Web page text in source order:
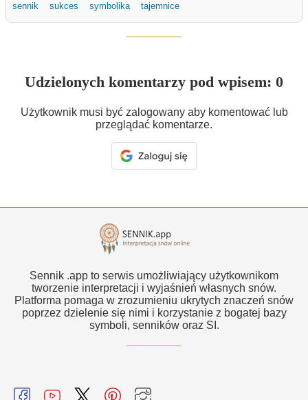
sennik
sukces symbolika tajemnice
Udzielonych komentarzy pod wpisem: 0
Użytkownik musi być zalogowany aby komentować lub
przeglądać komentarze.
Sennik .app to serwis umożliwiający użytkownikom
tworzenie interpretacji i wyjaśnień własnych snów.
Platforma pomaga w zrozumieniu ukrytych znaczeń snów
poprzez dzielenie się nimi i korzystanie z bogatej bazy
symboli, senników oraz SI.